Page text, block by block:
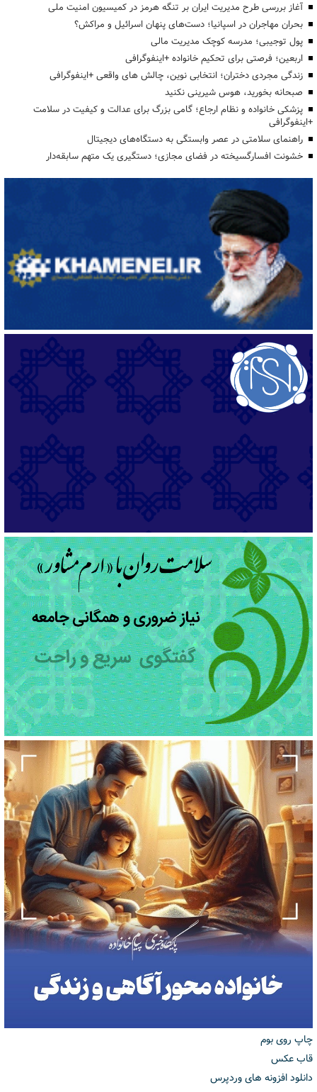
آغاز بررسی طرح مدیریت ایران بر تنگه هرمز در کمیسیون امنیت ملی
بحران مهاجران در اسپانیا؛ دست‌های پنهان اسرائیل و مراکش؟
پول توجیبی؛ مدرسه کوچک مدیریت مالی
اربعین؛ فرصتی برای تحکیم خانواده +اینفوگرافی
زندگی مجردی دختران؛ انتخابی نوین، چالش های واقعی +اینفوگرافی
صبحانه بخورید، هوس شیرینی نکنید
پزشکی خانواده و نظام ارجاع؛ گامی بزرگ برای عدالت و کیفیت در سلامت
+اینفوگرافی
راهنمای سلامتی در عصر وابستگی به دستگاه‌های دیجیتال
خشونت افسارگسیخته در فضای مجازی؛ دستگیری یک متهم سابقه‌دار
چاپ روی بوم
قاب عکس
دانلود افزونه های وردپرس